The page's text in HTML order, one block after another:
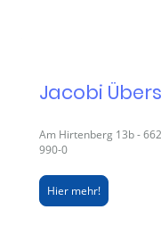
Jacobi
Am Hirtenberg 13b -
990-0
Hier mehr!